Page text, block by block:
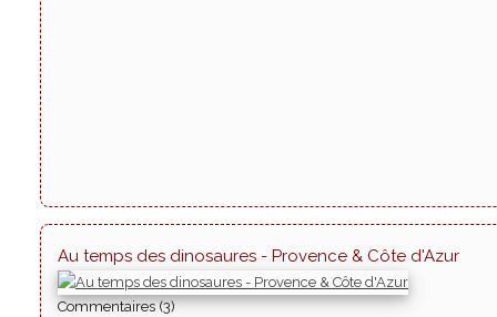
Au temps des dinosaures - Provence & Côte d'Azur
Commentaires (3)